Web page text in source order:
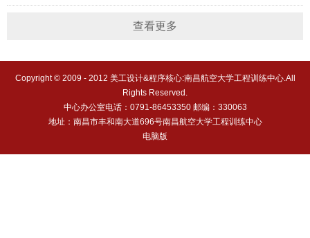
查看更多
Copyright © 2009 - 2012 美工设计&程序核心:南昌航空大学工程训练中心.All
Rights Reserved.
中心办公室电话：0791-86453350 邮编：330063
地址：南昌市丰和南大道696号南昌航空大学工程训练中心
电脑版